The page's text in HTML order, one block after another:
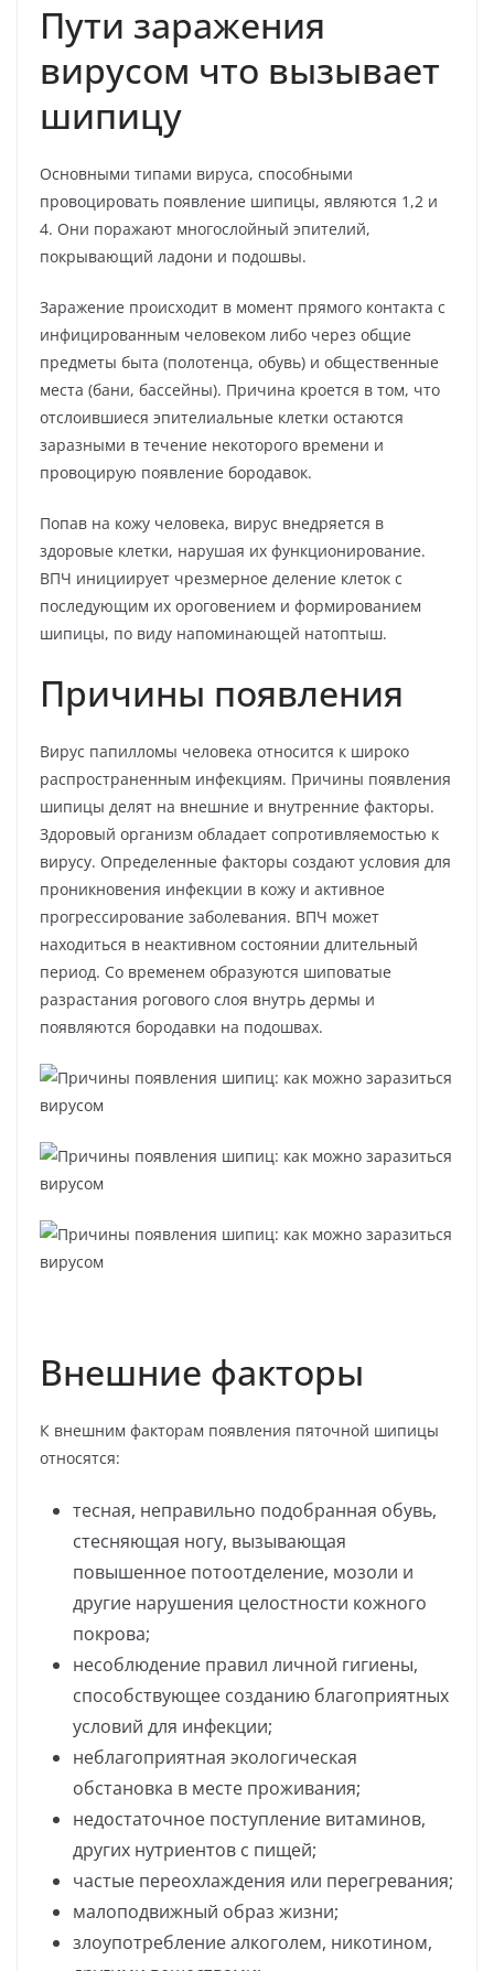
Пути заражения
вирусом что вызывает
шипицу
Основными типами вируса, способными
провоцировать появление шипицы, являются 1,2 и
4. Они поражают многослойный эпителий,
покрывающий ладони и подошвы.
Заражение происходит в момент прямого контакта с
инфицированным человеком либо через общие
предметы быта (полотенца, обувь) и общественные
места (бани, бассейны). Причина кроется в том, что
отслоившиеся эпителиальные клетки остаются
заразными в течение некоторого времени и
провоцирую появление бородавок.
Попав на кожу человека, вирус внедряется в
здоровые клетки, нарушая их функционирование.
ВПЧ инициирует чрезмерное деление клеток с
последующим их ороговением и формированием
шипицы, по виду напоминающей натоптыш.
Причины появления
Вирус папилломы человека относится к широко
распространенным инфекциям. Причины появления
шипицы делят на внешние и внутренние факторы.
Здоровый организм обладает сопротивляемостью к
вирусу. Определенные факторы создают условия для
проникновения инфекции в кожу и активное
прогрессирование заболевания. ВПЧ может
находиться в неактивном состоянии длительный
период. Со временем образуются шиповатые
разрастания рогового слоя внутрь дермы и
появляются бородавки на подошвах.
Внешние факторы
К внешним факторам появления пяточной шипицы
относятся:
тесная, неправильно подобранная обувь,
стесняющая ногу, вызывающая
повышенное потоотделение, мозоли и
другие нарушения целостности кожного
покрова;
несоблюдение правил личной гигиены,
способствующее созданию благоприятных
условий для инфекции;
неблагоприятная экологическая
обстановка в месте проживания;
недостаточное поступление витаминов,
других нутриентов с пищей;
частые переохлаждения или перегревания;
малоподвижный образ жизни;
злоупотребление алкоголем, никотином,